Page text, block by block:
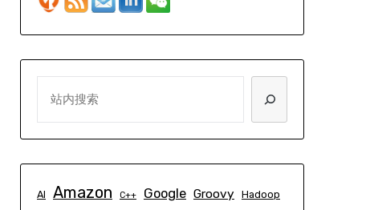
AI Amazon C++ Google Groovy Hadoop